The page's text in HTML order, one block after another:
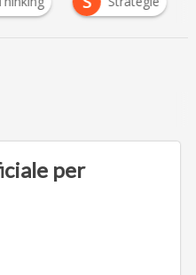
per